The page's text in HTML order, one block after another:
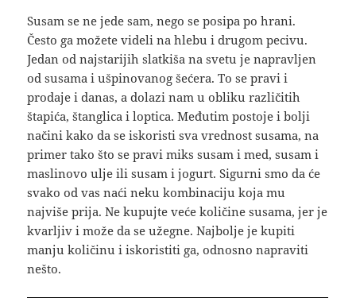
Susam se ne jede sam, nego se posipa po hrani.
Često ga možete videli na hlebu i drugom pecivu.
Jedan od najstarijih slatkiša na svetu je napravljen
od susama i ušpinovanog šećera. To se pravi i
prodaje i danas, a dolazi nam u obliku različitih
štapića, štanglica i loptica. Međutim postoje i bolji
načini kako da se iskoristi sva vrednost susama, na
primer tako što se pravi miks susam i med, susam i
maslinovo ulje ili susam i jogurt. Sigurni smo da će
svako od vas naći neku kombinaciju koja mu
najviše prija. Ne kupujte veće količine susama, jer je
kvarljiv i može da se užegne. Najbolje je kupiti
manju količinu i iskoristiti ga, odnosno napraviti
nešto.